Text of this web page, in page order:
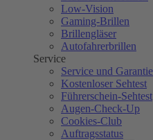
Low-Vision
Gaming-Brillen
Brillengläser
Autofahrerbrillen
Service
Service und
Kostenloser Sehtest
Führerschein-Sehtest
Augen-Check-Up
Cookies-Club
Auftragsstatus